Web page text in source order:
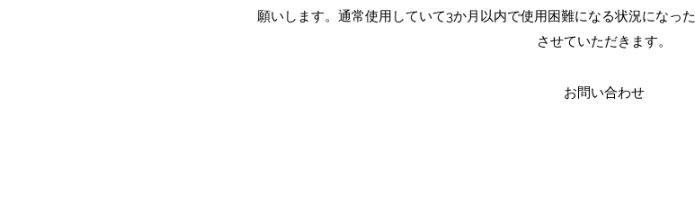
願いします。通常使用していて3か月以内で使用困難になる状況になっ
させていただきます。
お問い合わせ